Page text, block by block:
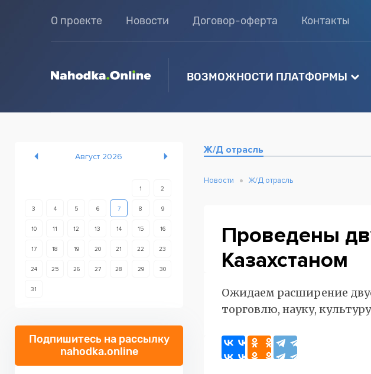
О проекте Новости Договор-оферта Контакты
ВОЗМОЖНОСТИ ПЛАТФОРМЫ
Август 2026
1 2
3 4 5 6 7 8 9
10 11 12 13 14 15 16
17 18 19 20 21 22 23
24 25 26 27 28 29 30
31
Подпишитесь на рассылку
nahodka.online
Ж/Д отрасль
Новости Ж/Д отрасль
Проведены
Казахстаном
Ожидаем расширение
торговлю, науку,